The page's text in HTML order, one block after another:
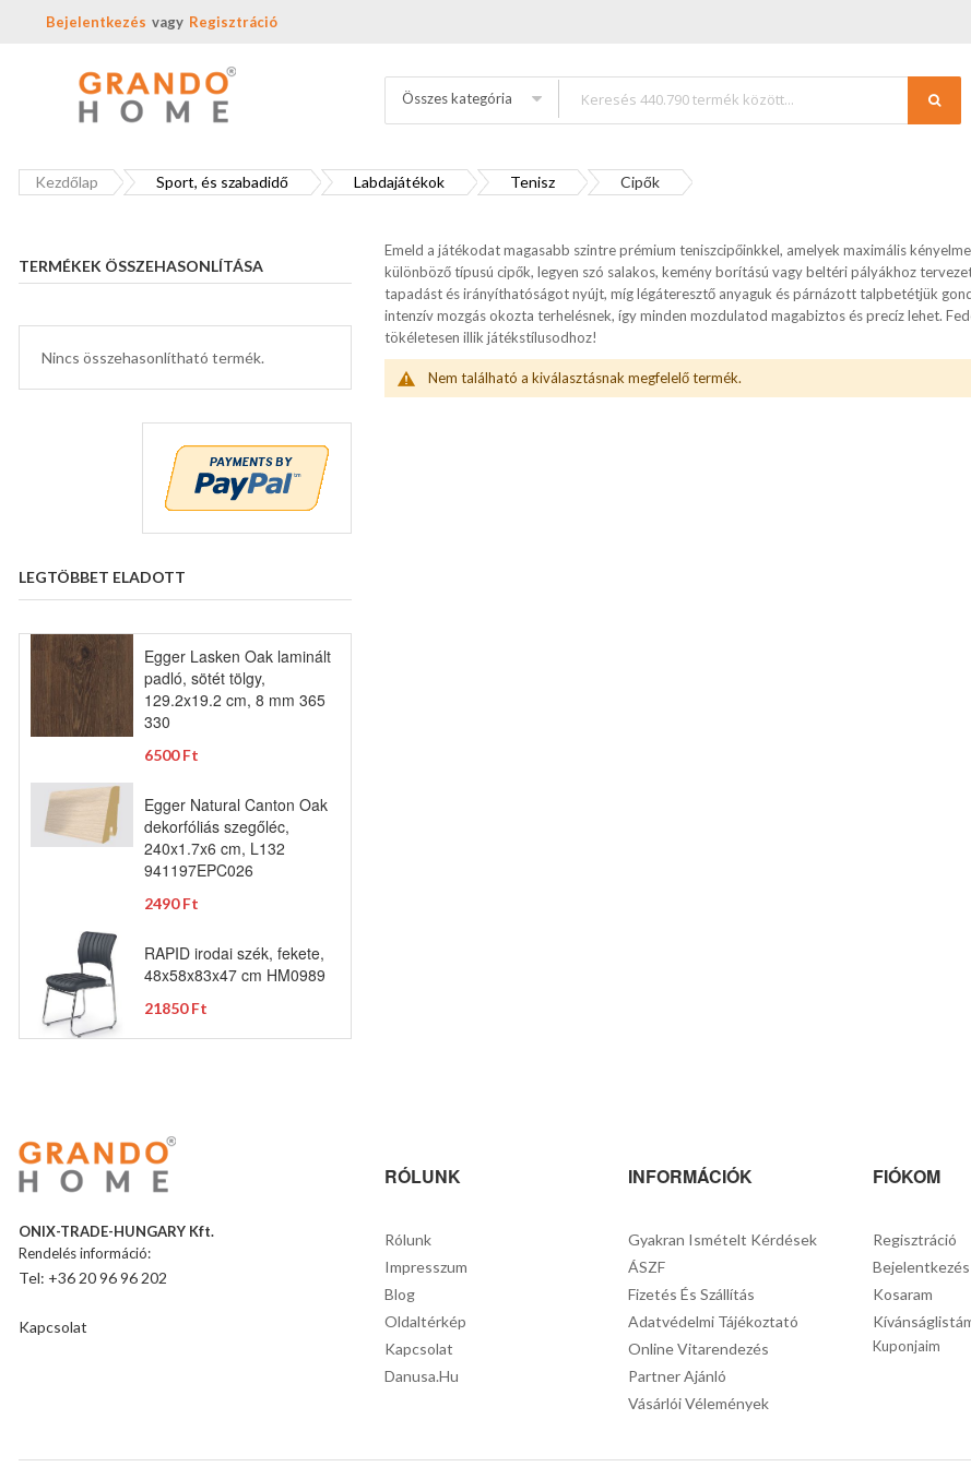
Bejelentkezés Regisztráció
Összes kategória
Kezdőlap Sport, és szabadidő Labdajátékok Tenisz Cipők
Emeld a játékodat magasabb szintre prémium teniszcipőinkkel, amelyek maximális
különböző típusú cipők, legyen szó salakos, kemény borítású vagy beltéri pályákhoz
tapadást és irányíthatóságot nyújt, míg légáteresztő anyaguk és párnázott talpbetétjük
intenzív mozgás okozta terhelésnek, így minden mozdulatod magabiztos és precíz lehet.
tökéletesen illik játékstílusodhoz!
Nem található a kiválasztásnak megfelelő termék.
TERMÉKEK ÖSSZEHASONLÍTÁSA
Nincs összehasonlítható termék.
LEGTÖBBET ELADOTT
Egger Lasken Oak laminált
padló, sötét tölgy,
129.2x19.2 cm, 8 mm 365
330
6500 Ft
Egger Natural Canton Oak
dekorfóliás szegőléc,
240x1.7x6 cm, L132
941197EPC026
2490 Ft
RAPID irodai szék, fekete,
48x58x83x47 cm HM0989
21850 Ft
ONIX-TRADE-HUNGARY Kft.
Rendelés információ:
Tel: +36 20 96 96 202
Kapcsolat
RÓLUNK
Rólunk
Impresszum
Blog
Oldaltérkép
Kapcsolat
Danusa.hu
INFORMÁCIÓK
Gyakran Ismételt Kérdések
ÁSZF
Fizetés És Szállítás
Adatvédelmi Tájékoztató
Online Vitarendezés
Partner Ajánló
Vásárlói Vélemények
FIÓKOM
Regisztráció
Bejelentkezés
Kosaram
Kuponjaim